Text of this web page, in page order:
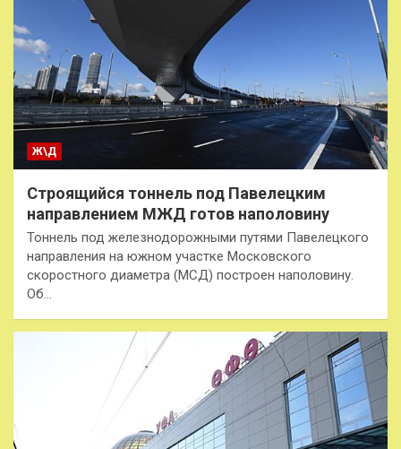
Ж\Д
Строящийся тоннель под Павелецким
направлением МЖД готов наполовину
Тоннель под железнодорожными путями Павелецкого
направления на южном участке Московского
скоростного диаметра (МСД) построен наполовину.
Об…